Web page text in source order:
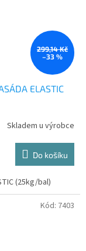
299,14 Kč
–33 %
ELASTIC
Skladem u výrobce
Do košíku
(25kg/bal)
Kód: 7403